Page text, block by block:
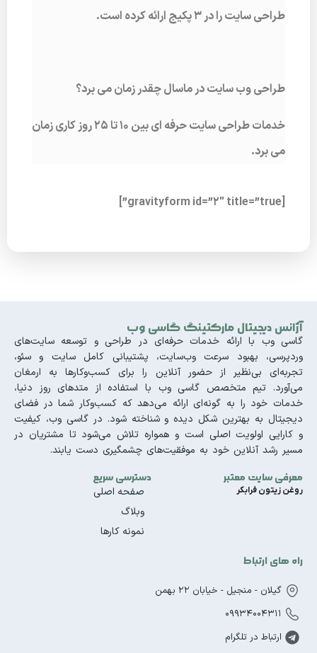
طراحی سایت را در 3 پکیج ارائه کرده است.
طراحی وب سایت در ماسال چقدر زمان می برد؟
خدمات طراحی سایت حرفه ای بین 10 تا 25 روز کاری زمان
می برد.
[gravityform id=”2″ title=”true”]
آژانس دیجیتال مارکتینگ گاسی وب
گاسی وب با ارائه خدمات حرفه‌ای در طراحی و توسعه سایت‌های
وردپرسی، بهبود سرعت وب‌سایت، پشتیبانی کامل سایت و سئو،
تجربه‌ای بی‌نظیر از حضور آنلاین را برای کسب‌وکارها به ارمغان
می‌آورد. تیم متخصص گاسی وب با استفاده از متدهای روز دنیا،
خدمات خود را به گونه‌ای ارائه می‌دهد که کسب‌وکار شما در فضای
دیجیتال به بهترین شکل دیده و شناخته شود. در گاسی وب، کیفیت
و کارایی اولویت اصلی است و همواره تلاش می‌شود تا مشتریان در
مسیر رشد آنلاین خود به موفقیت‌های چشمگیری دست یابند.
معرفی سایت معتبر
روغن زیتون فرابکر
دسترسی سریع
صفحه اصلی
وبلاگ
نمونه کارها
راه های ارتباط
گیلان - منجیل - خیابان 22 بهمن
09934004311
ارتباط در تلگرام